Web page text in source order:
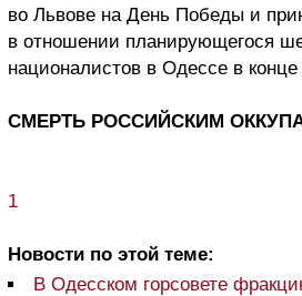
во Львове на День Победы и
в отношении планирующегося
националистов в Одессе в
СМЕРТЬ РОССИЙСКИМ
1
Новости по этой теме:
В Одесском горсовете